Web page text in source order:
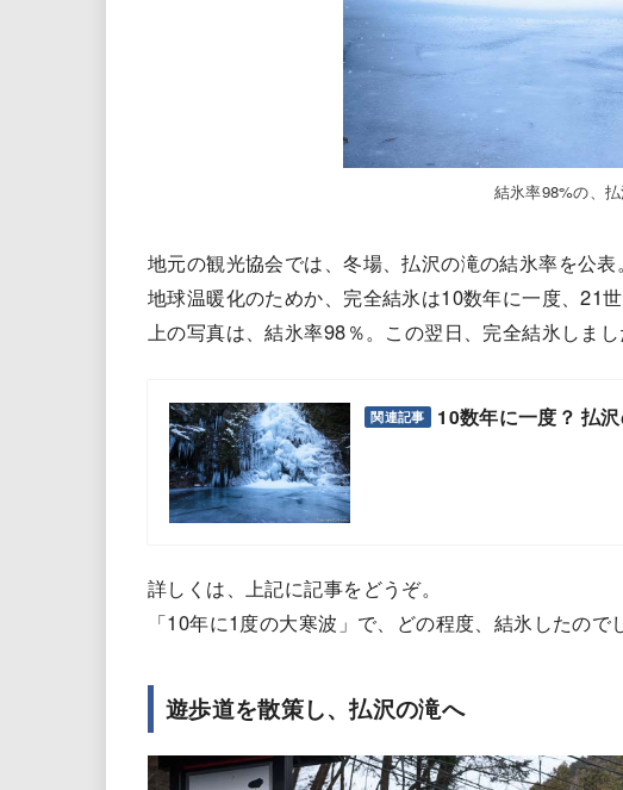
結氷率98%の、
地元の観光協会では、冬場、払沢の滝の結氷率を公表。
地球温暖化のためか、完全結氷は10数年に一度、21世
上の写真は、結氷率98％。この翌日、完全結氷しまし
関連記事 10数年に一度？ 払
詳しくは、上記に記事をどうぞ。
「10年に1度の大寒波」で、どの程度、結氷したので
遊歩道を散策し、払沢の滝へ